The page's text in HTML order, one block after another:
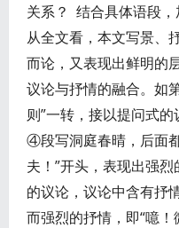
关系？ 结合具体语段，
从全文看，本文写景、
而论，又表现出鲜明的
议论与抒情的融合。如
则”一转，接以提问式
④段写洞庭春晴，后面
夫！”开头，表现出强
的议论，议论中含有抒
而强烈的抒情，即“噫